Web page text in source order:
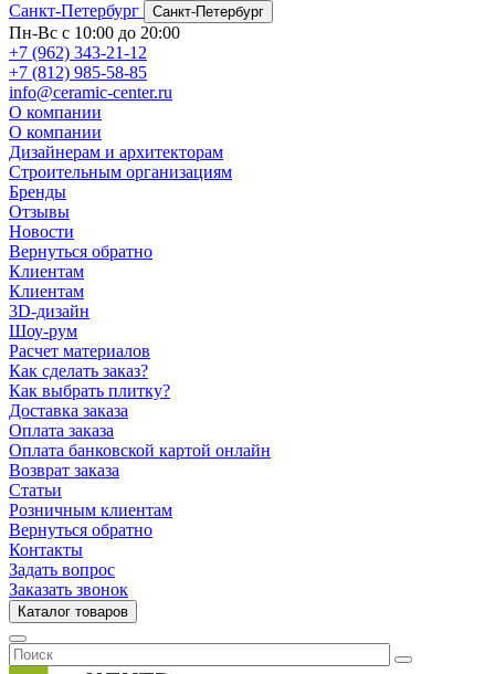
Санкт-Петербург
Санкт-Петербург
Пн-Вс с 10:00 до 20:00
+7 (962) 343-21-12
+7 (812) 985-58-85
info@ceramic-center.ru
О компании
О компании
Дизайнерам и архитекторам
Строительным организациям
Бренды
Отзывы
Новости
Вернуться обратно
Клиентам
Клиентам
3D-дизайн
Шоу-рум
Расчет материалов
Как сделать заказ?
Как выбрать плитку?
Доставка заказа
Оплата заказа
Оплата банковской картой онлайн
Возврат заказа
Статьи
Розничным клиентам
Вернуться обратно
Контакты
Задать вопрос
Заказать звонок
Каталог товаров